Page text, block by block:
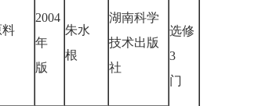
选修
3
门
料
2004
年
版
朱水
根
湖南科学
技术出版
社